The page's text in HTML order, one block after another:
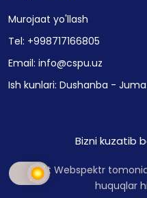
Murojaat yo'llash
Tel: +998717166805
Email: info@cspu.uz
Ish kunlari: Dushanba -
Bizni kuzatib
Sayt Webspektr
huquqlar